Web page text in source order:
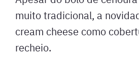
muito tradicional, a
cream cheese como
recheio.